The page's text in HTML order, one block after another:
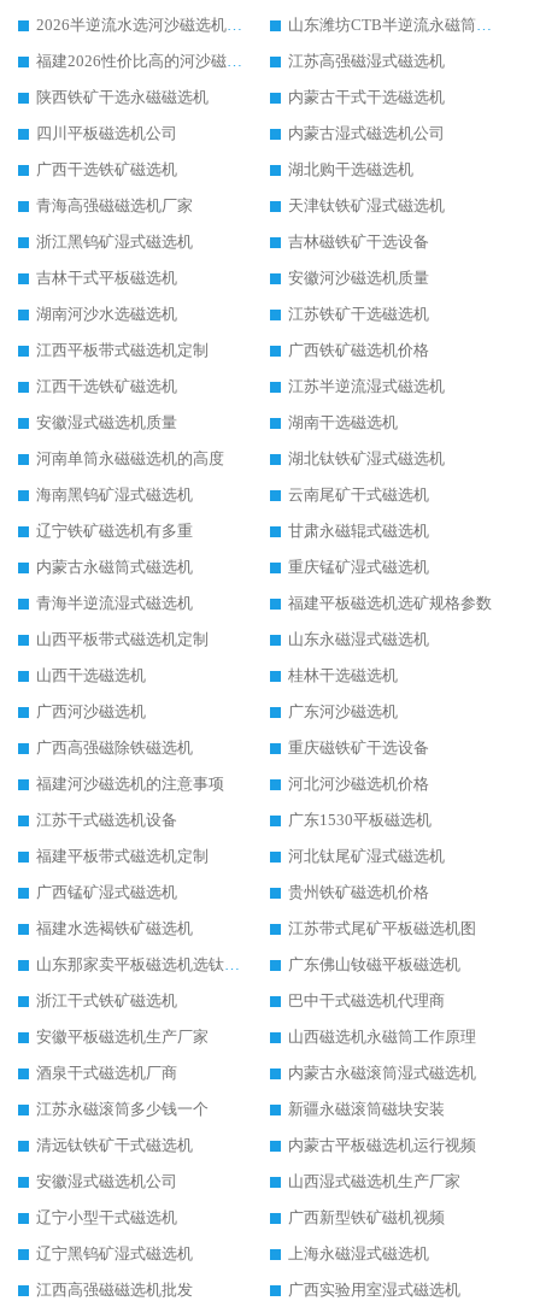
2026半逆流水选河沙磁选机生产厂家：解锁河沙分选高效新路径
山东潍坊CTB半逆流永磁筒式河沙磁选机生产厂家如何高效除铁提纯
福建2026性价比高的河沙磁选机生产厂家工作原理(通俗 + 专业双版，适配产品文案/介绍使用)
江苏高强磁湿式磁选机
陕西铁矿干选永磁磁选机
内蒙古干式干选磁选机
四川平板磁选机公司
内蒙古湿式磁选机公司
广西干选铁矿磁选机
湖北购干选磁选机
青海高强磁磁选机厂家
天津钛铁矿湿式磁选机
浙江黑钨矿湿式磁选机
吉林磁铁矿干选设备
吉林干式平板磁选机
安徽河沙磁选机质量
湖南河沙水选磁选机
江苏铁矿干选磁选机
江西平板带式磁选机定制
广西铁矿磁选机价格
江西干选铁矿磁选机
江苏半逆流湿式磁选机
安徽湿式磁选机质量
湖南干选磁选机
河南单筒永磁磁选机的高度
湖北钛铁矿湿式磁选机
海南黑钨矿湿式磁选机
云南尾矿干式磁选机
辽宁铁矿磁选机有多重
甘肃永磁辊式磁选机
内蒙古永磁筒式磁选机
重庆锰矿湿式磁选机
青海半逆流湿式磁选机
福建平板磁选机选矿规格参数
山西平板带式磁选机定制
山东永磁湿式磁选机
山西干选磁选机
桂林干选磁选机
广西河沙磁选机
广东河沙磁选机
广西高强磁除铁磁选机
重庆磁铁矿干选设备
福建河沙磁选机的注意事项
河北河沙磁选机价格
江苏干式磁选机设备
广东1530平板磁选机
福建平板带式磁选机定制
河北钛尾矿湿式磁选机
广西锰矿湿式磁选机
贵州铁矿磁选机价格
福建水选褐铁矿磁选机
江苏带式尾矿平板磁选机图
山东那家卖平板磁选机选钛矿用
广东佛山钕磁平板磁选机
浙江干式铁矿磁选机
巴中干式磁选机代理商
安徽平板磁选机生产厂家
山西磁选机永磁筒工作原理
酒泉干式磁选机厂商
内蒙古永磁滚筒湿式磁选机
江苏永磁滚筒多少钱一个
新疆永磁滚筒磁块安装
清远钛铁矿干式磁选机
内蒙古平板磁选机运行视频
安徽湿式磁选机公司
山西湿式磁选机生产厂家
辽宁小型干式磁选机
广西新型铁矿磁机视频
辽宁黑钨矿湿式磁选机
上海永磁湿式磁选机
江西高强磁磁选机批发
广西实验用室湿式磁选机